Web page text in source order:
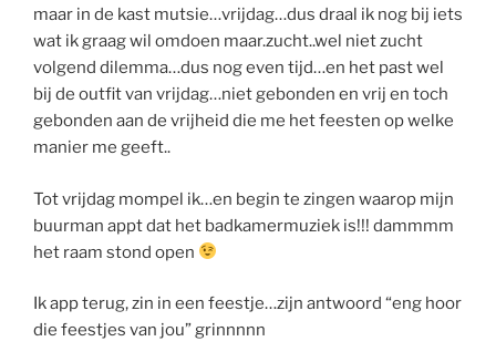
maar in de kast mutsie…vrijdag…dus draal ik nog bij iets
wat ik graag wil omdoen maar.zucht..wel niet zucht
volgend dilemma…dus nog even tijd…en het past wel
bij de outfit van vrijdag…niet gebonden en vrij en toch
gebonden aan de vrijheid die me het feesten op welke
manier me geeft..
Tot vrijdag mompel ik…en begin te zingen waarop mijn
buurman appt dat het badkamermuziek is!!! dammmm
het raam stond open
Ik app terug, zin in een feestje…zijn antwoord “eng hoor
die feestjes van jou” grinnnnn